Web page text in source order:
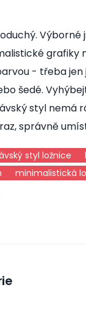
grafiky
- třeba jen
šedé.
styl nemá
správně
styl ložnice
minimalistická